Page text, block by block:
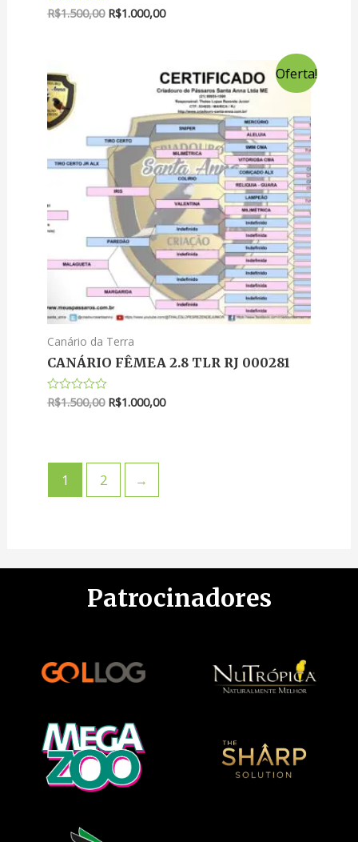
Avaliação
R$1.500,00 R$1.000,00
Oferta!
Canário da Terra
CANÁRIO FÊMEA 2.8 TLR RJ 000281
Avaliação
R$1.500,00 R$1.000,00
1 2 →
Patrocinadores